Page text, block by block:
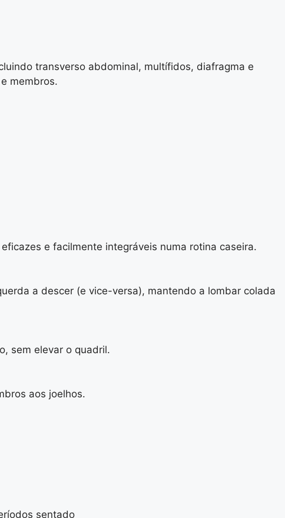
transverso abdominal, multífidos, diafragma e
membros.
e facilmente integráveis numa rotina caseira.
a descer (e vice-versa), mantendo a lombar colada
sem elevar o quadril.
aos joelhos.
sentado